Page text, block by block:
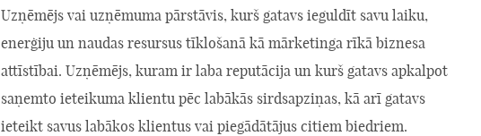
Uzņēmējs vai uzņēmuma pārstāvis, kurš gatavs ieguldīt savu laiku,
enerģiju un naudas resursus tīklošanā kā mārketinga rīkā biznesa
attīstībai. Uzņēmējs, kuram ir laba reputācija un kurš gatavs apkalpot
saņemto ieteikuma klientu pēc labākās sirdsapziņas, kā arī gatavs
ieteikt savus labākos klientus vai piegādātājus citiem biedriem.